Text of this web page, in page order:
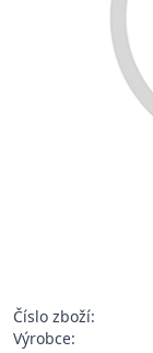
Číslo zboží:
Výrobce: